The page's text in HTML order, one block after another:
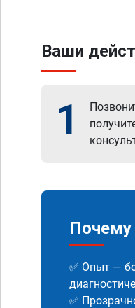
Ваши
1
✅ Опыт —
✅